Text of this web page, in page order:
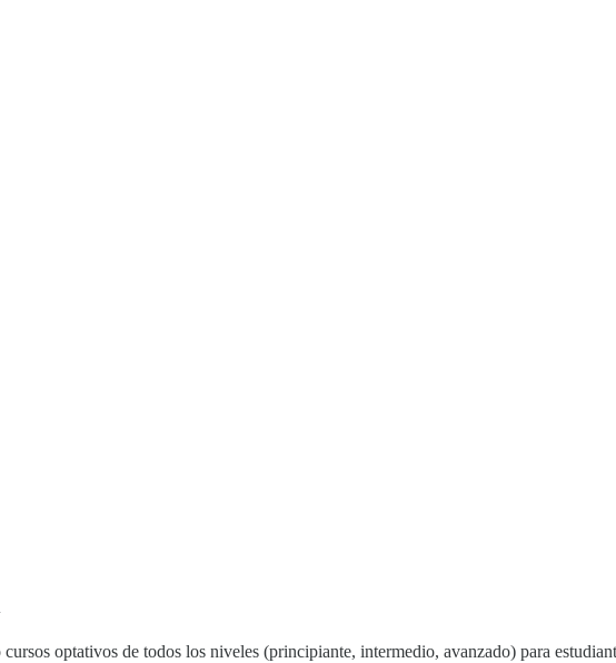
optativos de todos los niveles (principiante, intermedio, avanzado) para